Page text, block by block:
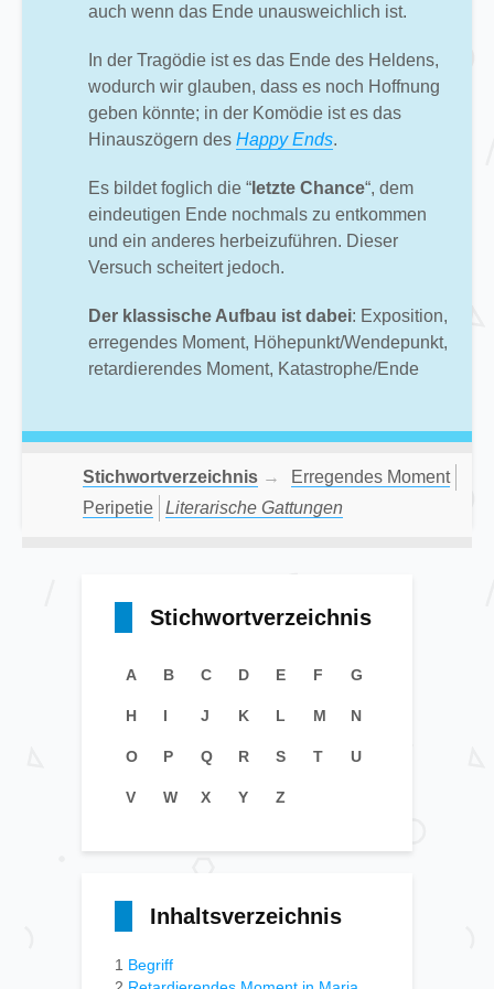
auch wenn das Ende unausweichlich ist.
In der Tragödie ist es das Ende des Heldens,
wodurch wir glauben, dass es noch Hoffnung
geben könnte; in der Komödie ist es das
Hinauszögern des Happy Ends.
Es bildet foglich die “ letzte Chance“, dem
eindeutigen Ende nochmals zu entkommen
und ein anderes herbeizuführen. Dieser
Versuch scheitert jedoch.
Der klassische Aufbau ist dabei: Exposition,
erregendes Moment, Höhepunkt/Wendepunkt,
retardierendes Moment, Katastrophe/Ende
Stichwortverzeichnis →
Erregendes Moment
Peripetie
Literarische Gattungen
Stichwortverzeichnis
A B C D E F G
H I J K L M N
O P Q R S T U
V W X Y Z
Inhaltsverzeichnis
1 Begriff